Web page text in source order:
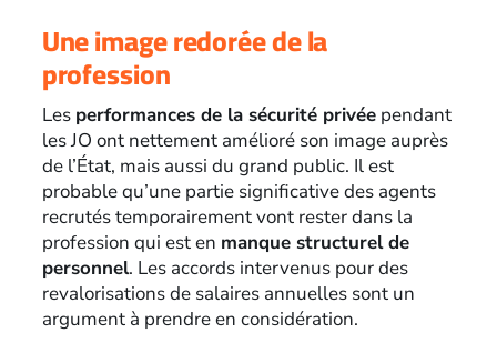
Une image redorée de la
profession
Les performances de la sécurité privéependant
les JO ont nettement amélioré son image auprès
de l’État, mais aussi du grand public. Il est
probable qu’une partie significative des agents
recrutés temporairement vont rester dans la
profession qui est en manque structurel de
personnel. Les accords intervenus pour des
revalorisations de salaires annuelles sont un
argument à prendre en considération.